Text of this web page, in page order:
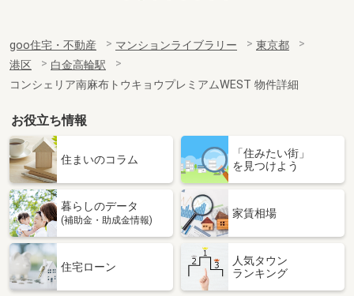
goo住宅・不動産 マンションライブラリー
東京都
港区
白金高輪駅
コンシェリア南麻布トウキョウプレミアムWEST 物件詳細
お役立ち情報
住まいのコラム
「住みたい街」
を見つけよう
暮らしのデータ
(補助金・助成金情報)
家賃相場
住宅ローン
人気タウン
ランキング